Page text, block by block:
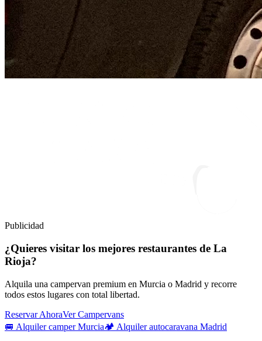
Publicidad
¿Quieres visitar los mejores restaurantes de La
Rioja?
Alquila una campervan premium en Murcia o Madrid y recorre
todos estos lugares con total libertad.
Reservar AhoraVer Campervans
🚐 Alquiler camper Murcia🏕️ Alquiler autocaravana Madrid